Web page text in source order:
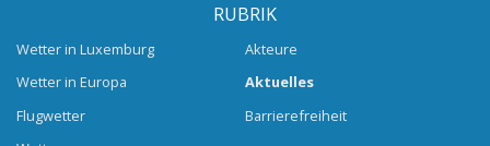
RUBRIK
Wetter in Luxemburg
Wetter in Europa
Flugwetter
Akteure
Aktuelles
Barrierefreiheit